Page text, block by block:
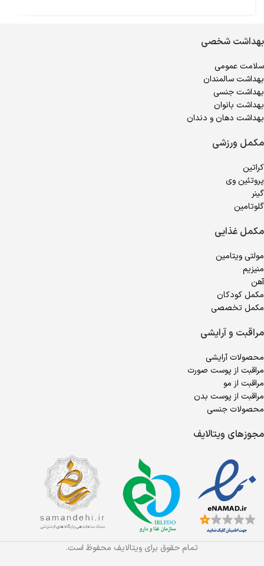
بهداشت شخصی
سلامت عمومی
بهداشت سالمندان
بهداشت جنسی
بهداشت بانوان
بهداشت دهان و دندان
مکمل ورزشی
کراتین
پروتئین وی
گینر
گلوتامین
مکمل غذایی
مولتی ویتامین
منیزیم
آهن
مکمل کودکان
مکمل تخصصی
مراقبت و آرایشی
محصولات آرایشی
مراقبت از پوست صورت
مراقبت از مو
مراقبت از پوست بدن
محصولات جنسی
مجوزهای ویتالایف
تمام حقوق برای ویتالایف محفوظ است.